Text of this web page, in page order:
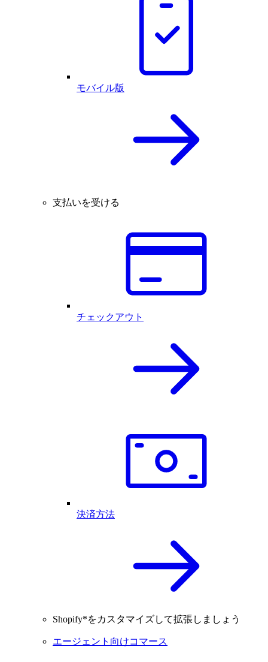
モバイル版
支払いを受ける
チェックアウト
決済方法
Shopify*をカスタマイズして拡張しましょう
エージェント向けコマース